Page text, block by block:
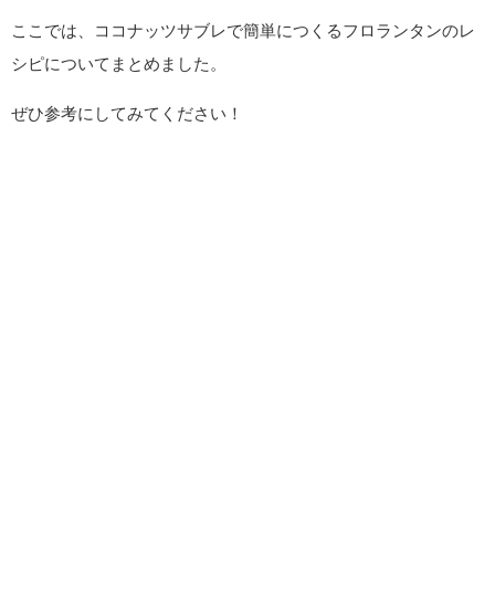
ここでは、ココナッツサブレで簡単につくるフロランタンのレ
シピについてまとめました。
ぜひ参考にしてみてください！